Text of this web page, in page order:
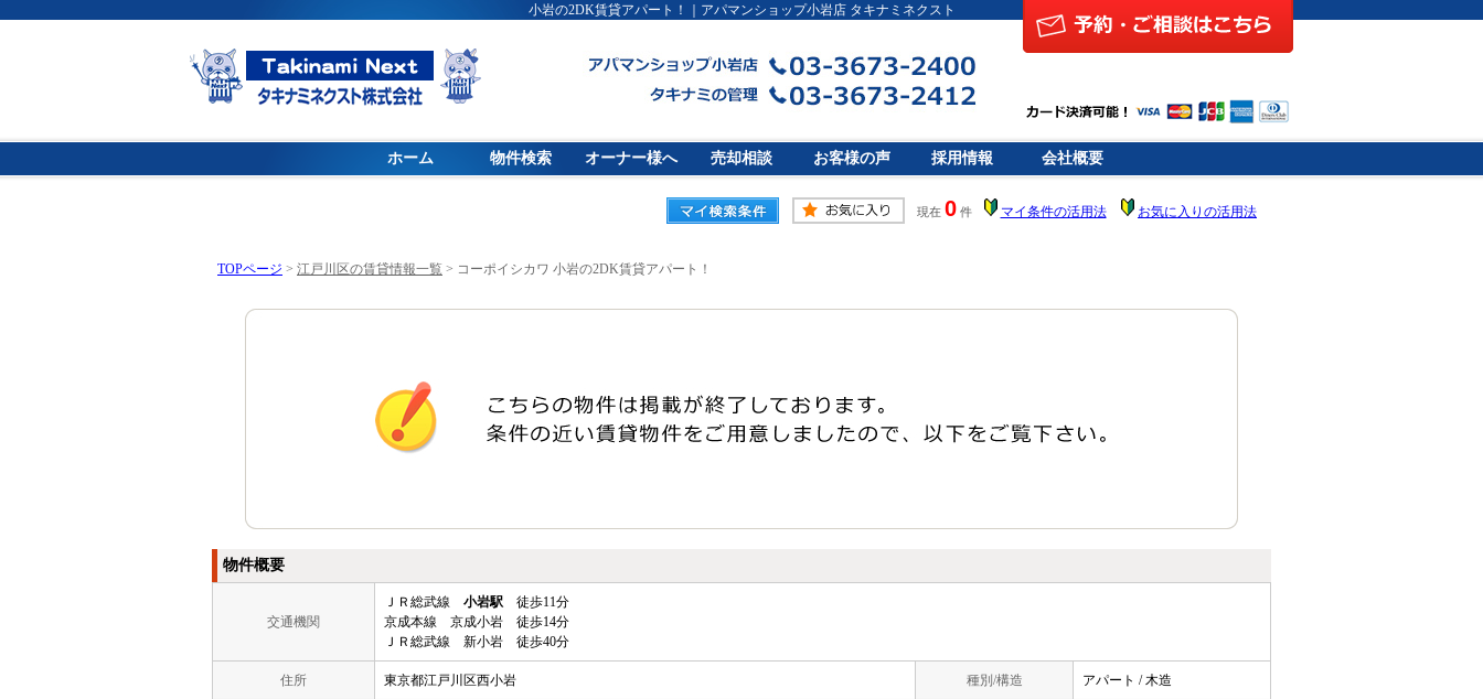
小岩の2DK賃貸アパート！｜アパマンショップ小岩店 タキナミネクスト
ホーム 物件検索 オーナー様へ 売却相談 お客様の声 採用情報 会社概要
現在 0 件 マイ条件の活用法 お気に入りの活用法
TOPページ > 江戸川区の賃貸情報一覧 > コーポイシカワ 小岩の2DK賃貸アパート！
物件概要
交通機関
ＪＲ総武線 小岩駅 徒歩11分
京成本線 京成小岩 徒歩14分
ＪＲ総武線 新小岩 徒歩40分
住所 東京都江戸川区西小岩 種別/構造 アパート / 木造